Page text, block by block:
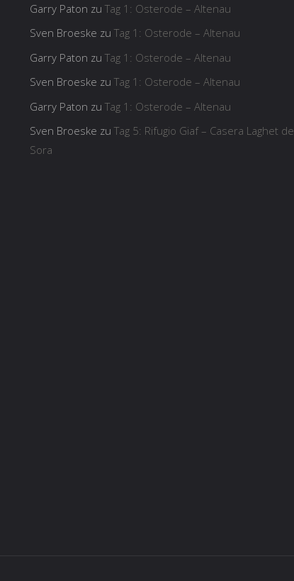
Garry Paton zu Tag 1: Osterode – Altenau
Sven Broeske zu Tag 1: Osterode – Altenau
Garry Paton zu Tag 1: Osterode – Altenau
Sven Broeske zu Tag 1: Osterode – Altenau
Garry Paton zu Tag 1: Osterode – Altenau
Sven Broeske zu Tag 5: Rifugio Giaf – Casera Laghet de
Sora